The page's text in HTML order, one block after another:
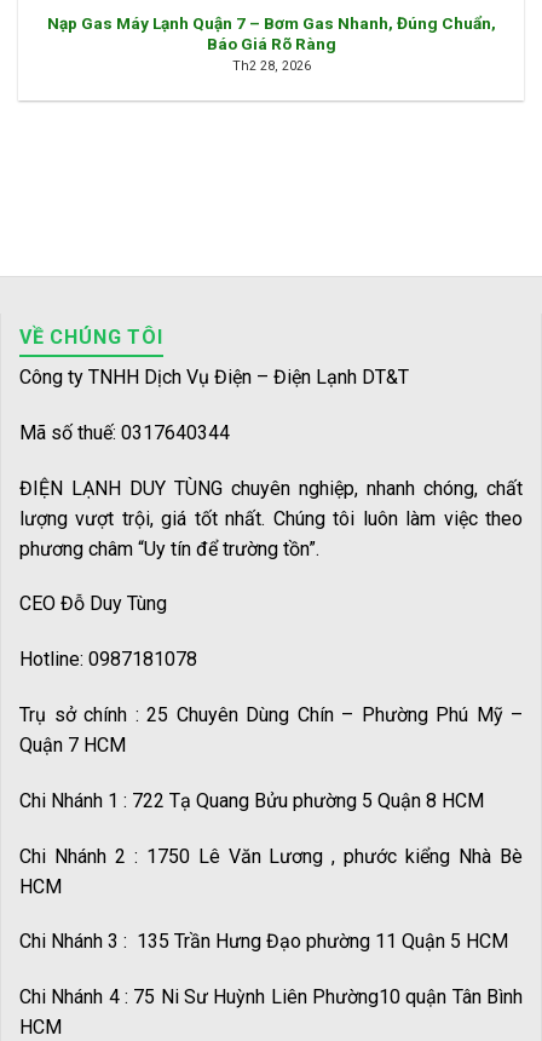
Nạp Gas Máy Lạnh Quận 7 – Bơm Gas Nhanh, Đúng Chuẩn,
Báo Giá Rõ Ràng
Th2 28, 2026
VỀ CHÚNG TÔI
Công ty TNHH Dịch Vụ Điện – Điện Lạnh DT&T
Mã số thuế: 0317640344
ĐIỆN LẠNH DUY TÙNG chuyên nghiệp, nhanh chóng, chất
lượng vượt trội, giá tốt nhất. Chúng tôi luôn làm việc theo
phương châm “Uy tín để trường tồn”.
CEO Đỗ Duy Tùng
Hotline: 0987181078
Trụ sở chính : 25 Chuyên Dùng Chín – Phường Phú Mỹ –
Quận 7 HCM
Chi Nhánh 1 : 722 Tạ Quang Bửu phường 5 Quận 8 HCM
Chi Nhánh 2 : 1750 Lê Văn Lương , phước kiểng Nhà Bè
HCM
Chi Nhánh 3 : 135 Trần Hưng Đạo phường 11 Quận 5 HCM
Chi Nhánh 4 : 75 Ni Sư Huỳnh Liên Phường10 quận Tân Bình
HCM